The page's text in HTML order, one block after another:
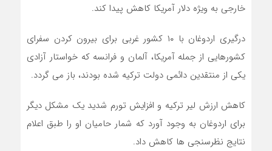
خارجی به ویژه دلار آمریکا کاهش پیدا کند.
درگیری اردوغان با ۱۰ کشور غربی برای بیرون کردن سفرای
کشورهایی از جمله آمریکا، آلمان و فرانسه که خواستار آزادی
یکی از منتقدین دائمی دولت ترکیه شده بودند، باز می گردد.
کاهش ارزش لیر ترکیه و افزایش تورم شدید یک مشکل دیگر
برای اردوغان به وجود آورد که شمار حامیان او را طبق اعلام
نتایج نظرسنجی ها کاهش داد.